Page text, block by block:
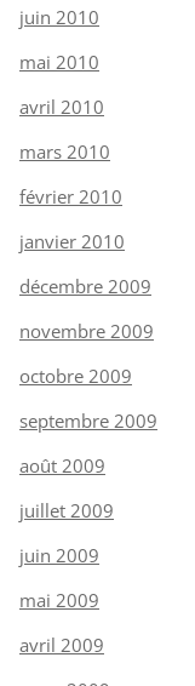
juin 2010
mai 2010
avril 2010
mars 2010
février 2010
janvier 2010
décembre 2009
novembre 2009
octobre 2009
septembre 2009
août 2009
juillet 2009
juin 2009
mai 2009
avril 2009